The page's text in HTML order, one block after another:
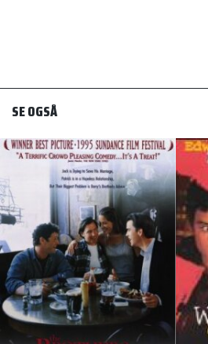
SE OGSÅ